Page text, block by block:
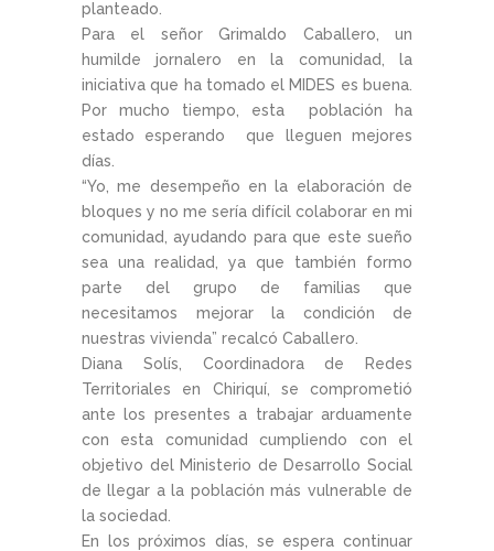
planteado.
Para el señor Grimaldo Caballero, un
humilde jornalero en la comunidad, la
iniciativa que ha tomado el MIDES es buena.
Por mucho tiempo, esta población ha
estado esperando que lleguen mejores
días.
“Yo, me desempeño en la elaboración de
bloques y no me sería difícil colaborar en mi
comunidad, ayudando para que este sueño
sea una realidad, ya que también formo
parte del grupo de familias que
necesitamos mejorar la condición de
nuestras vivienda” recalcó Caballero.
Diana Solís, Coordinadora de Redes
Territoriales en Chiriquí, se comprometió
ante los presentes a trabajar arduamente
con esta comunidad cumpliendo con el
objetivo del Ministerio de Desarrollo Social
de llegar a la población más vulnerable de
la sociedad.
En los próximos días, se espera continuar